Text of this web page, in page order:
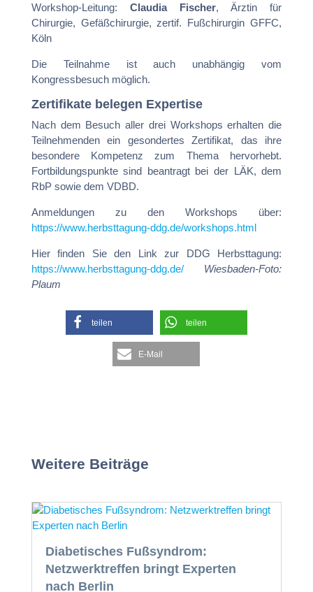
Workshop-Leitung: Claudia Fischer, Ärztin für
Chirurgie, Gefäßchirurgie, zertif. Fußchirurgin GFFC,
Köln
Die Teilnahme ist auch unabhängig vom
Kongressbesuch möglich.
Zertifikate belegen Expertise
Nach dem Besuch aller drei Workshops erhalten die
Teilnehmenden ein gesondertes Zertifikat, das ihre
besondere Kompetenz zum Thema hervorhebt.
Fortbildungspunkte sind beantragt bei der LÄK, dem
RbP sowie dem VDBD.
Anmeldungen zu den Workshops über:
https://www.herbsttagung-ddg.de/workshops.html
Hier finden Sie den Link zur DDG Herbsttagung:
https://www.herbsttagung-ddg.de/
Wiesbaden-Foto:
Plaum
teilen teilen
E-Mail
Weitere Beiträge
Diabetisches Fußsyndrom:
Netzwerktreffen bringt Experten
nach Berlin